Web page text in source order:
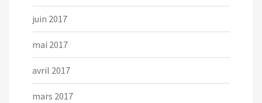
juin 2017
mai 2017
avril 2017
mars 2017